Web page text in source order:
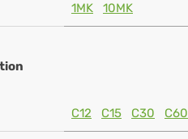
1MK 10MK
C12 C15 C30 C60